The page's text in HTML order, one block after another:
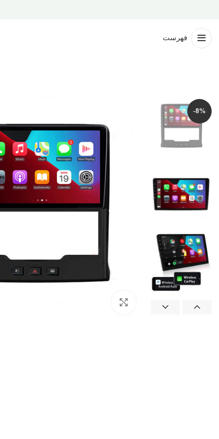
فهرست
-8%